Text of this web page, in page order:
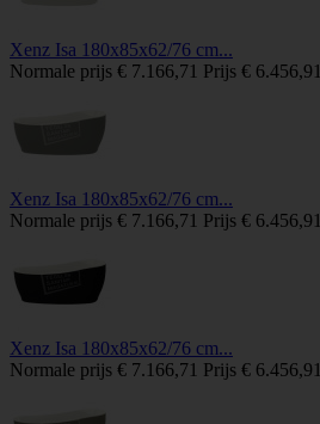
Xenz Isa 180x85x62/76 cm...
Normale prijs € 7.166,71 Prijs € 6.456,91
Xenz Isa 180x85x62/76 cm...
Normale prijs € 7.166,71 Prijs € 6.456,91
Xenz Isa 180x85x62/76 cm...
Normale prijs € 7.166,71 Prijs € 6.456,91